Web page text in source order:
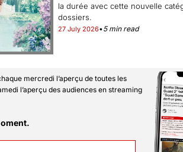
la durée avec cette nouvelle
dossiers.
27 July 2026•5 min read
mercredi l’aperçu de toutes les
l’aperçu des audiences en streaming